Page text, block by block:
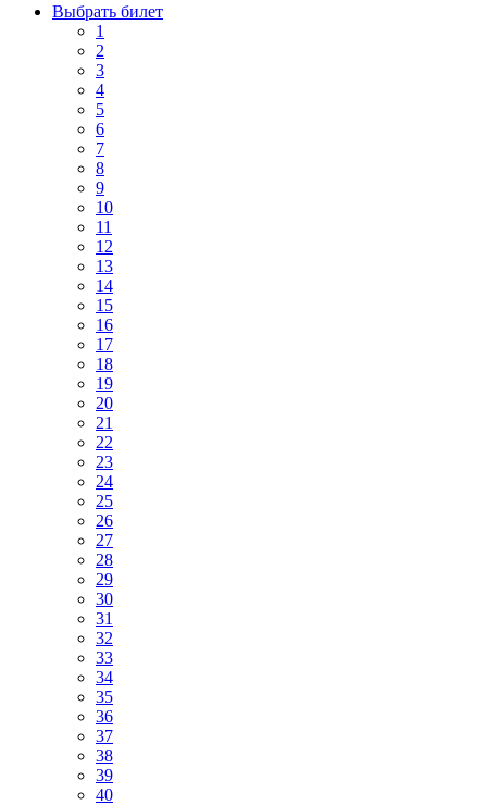
Выбрать билет
1
2
3
4
5
6
7
8
9
10
11
12
13
14
15
16
17
18
19
20
21
22
23
24
25
26
27
28
29
30
31
32
33
34
35
36
37
38
39
40